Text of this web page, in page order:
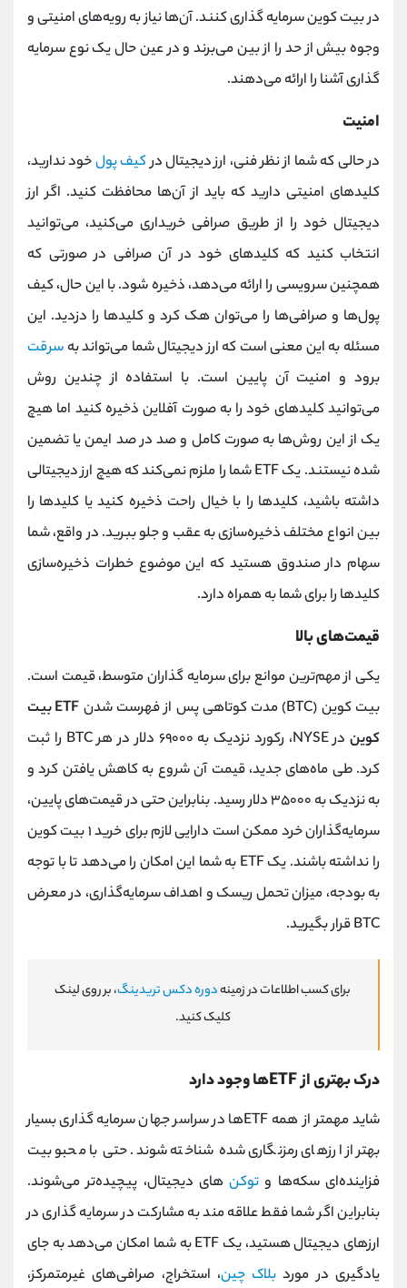
در بیت کوین سرمایه گذاری کنند. آن‌ها نیاز به رویه‌های امنیتی و
وجوه بیش از حد را از بین می‌برند و در عین حال یک نوع سرمایه
گذاری آشنا را ارائه می‌دهند.
امنیت
در حالی که شما از نظر فنی، ارز دیجیتال درکیف پولخود ندارید،
کلیدهای امنیتی دارید که باید از آن‌ها محافظت کنید. اگر ارز
دیجیتال خود را از طریق صرافی خریداری می‌کنید، می‌توانید
انتخاب کنید که کلیدهای خود در آن صرافی در صورتی که
همچنین سرویسی را ارائه می‌دهد، ذخیره شود. با این حال، کیف
پول‌ها و صرافی‌ها را می‌توان هک کرد و کلیدها را دزدید. این
مسئله به این معنی است که ارز دیجیتال شما می‌تواند به سرقت
برود و امنیت آن پایین است. با استفاده از چندین روش
می‌توانید کلیدهای خود را به صورت آفلاین ذخیره کنید اما هیچ
یک از این روش‌ها به صورت کامل و صد در صد ایمن یا تضمین
شده نیستند. یک ETF شما را ملزم نمی‌کند که هیچ ارز دیجیتالی
داشته باشید، کلیدها را با خیال راحت ذخیره کنید یا کلیدها را
بین انواع مختلف ذخیره‌سازی به عقب و جلو ببرید. در واقع، شما
سهام‌ دار صندوق هستید که این موضوع خطرات ذخیره‌سازی
کلیدها را برای شما به همراه دارد.
قیمت‌های بالا
یکی از مهم‌ترین موانع برای سرمایه گذاران متوسط، قیمت است.
بیت کوین (BTC) مدت کوتاهی پس از فهرست شدن
ETF بیت
کوین
در NYSE، رکورد نزدیک به ۶۹۰۰۰ دلار در هر BTC را ثبت
کرد. طی ماه‌های جدید، قیمت آن شروع به کاهش یافتن کرد و
به نزدیک به ۳۵۰۰۰ دلار رسید. بنابراین حتی در قیمت‌های پایین،
سرمایه‌گذاران خرد ممکن است دارایی لازم برای خرید ۱ بیت کوین
را نداشته باشند. یک ETF به شما این امکان را می‌دهد تا با توجه
به بودجه، میزان تحمل ریسک و اهداف سرمایه‌گذاری، در معرض
BTC قرار بگیرید.
برای کسب اطلاعات در زمینهدوره دکس تریدینگ، بر روی لینک
کلیک کنید.
درک بهتری از ETFها وجود دارد
شاید مهمتر از همه ETFها در سراسر جهان سرمایه گذاری بسیار
بهتر از ارزهای رمزنگاری شده شناخته شوند. حتی با محبوبیت
فزاینده‌ای سکه‌ها و توکن‌های دیجیتال، پیچیده‌تر می‌‌شوند.
بنابراین اگر شما فقط علاقه مند به مشارکت در سرمایه گذاری در
ارزهای دیجیتال هستید، یک ETF به شما امکان می‌دهد به جای
یادگیری در مورد بلاک چین، استخراج، صرافی‌های غیرمتمرکز،